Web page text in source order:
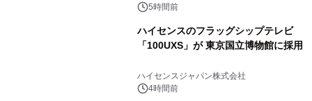
5時間前
ハイセンスのフラッグシップテレビ
「100UXS」が 東京国立博物館に採用
ハイセンスジャパン株式会社
4時間前